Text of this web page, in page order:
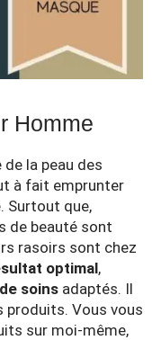
Homme
la peau des
à fait emprunter
Surtout que,
de beauté sont
rasoirs sont chez
optimal,
soins adaptés. Il
produits. Vous vous
sur moi-même,